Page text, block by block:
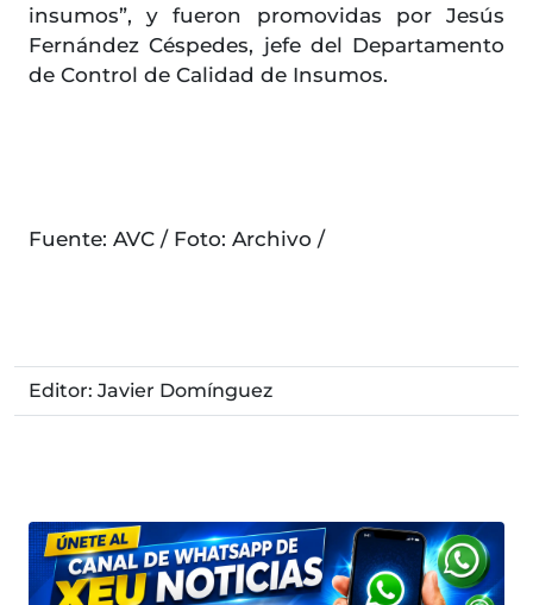
insumos”, y fueron promovidas por Jesús
Fernández Céspedes, jefe del Departamento
de Control de Calidad de Insumos.
Fuente: AVC / Foto: Archivo /
Editor: Javier Domínguez